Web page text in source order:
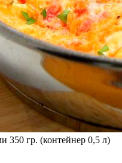
350 гр. (контейнер 0,5 л)